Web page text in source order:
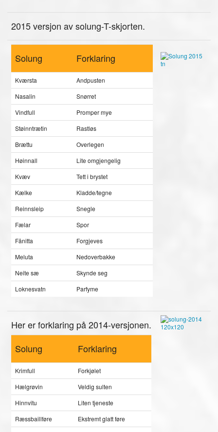
2015 versjon av solung-T-skjorten.
Solung Forklaring
Kværsta
Andpusten
Nasalin
Snørret
Vindfull
Promper mye
Støinntrætin
Rastløs
Brættu
Overlegen
Høinnall
Lite omgjengelig
Kvæv
Tett i brystet
Kælke
Kladde/tegne
Reinnsleip
Snegle
Fælar
Spor
Fånitta
Forgjeves
Meluta
Nedoverbakke
Neite sæ
Skynde seg
Loknesvatn
Parfyme
Her er forklaring på 2014-versjonen.
Solung
Forklaring
Krimfull
Forkjølet
Hælgrøvin
Veldig sulten
Hinnvitu
Liten tjeneste
Ræssbaillføre
Ekstremt glatt føre